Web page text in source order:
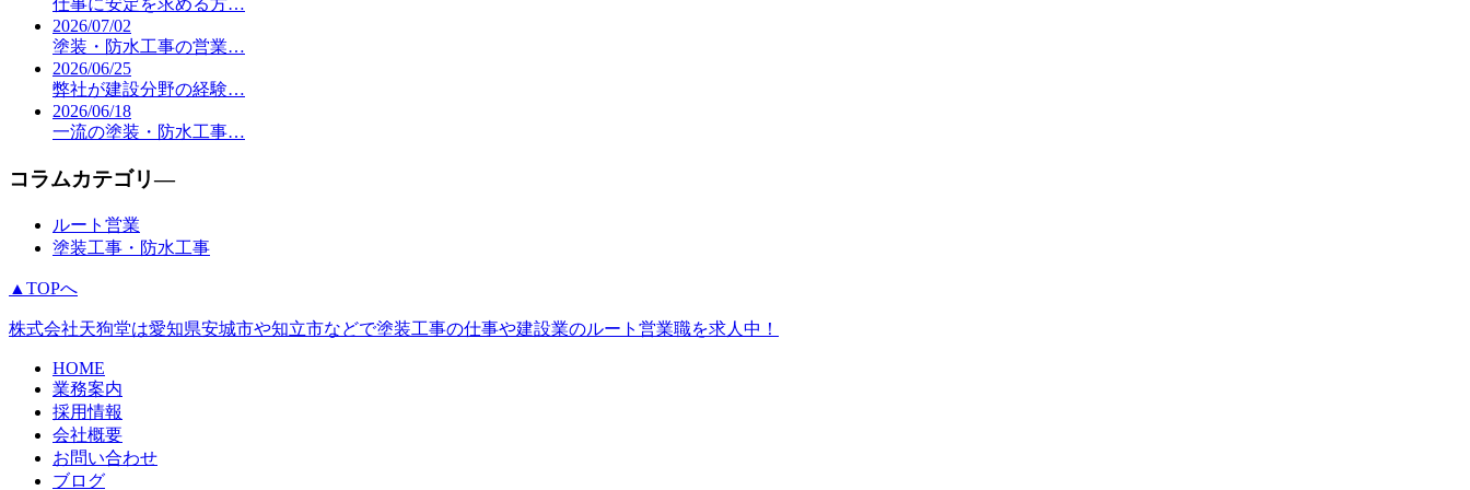
仕事に安定を求める方…
2026/07/02
塗装・防水工事の営業…
2026/06/25
弊社が建設分野の経験…
2026/06/18
一流の塗装・防水工事…
コラムカテゴリ―
ルート営業
塗装工事・防水工事
▲TOPへ
株式会社天狗堂は愛知県安城市や知立市などで塗装工事の仕事や建設業のルート営業職を求人中！
HOME
業務案内
採用情報
会社概要
お問い合わせ
ブログ